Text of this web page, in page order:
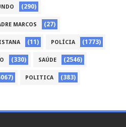
(290)
MARCOS (27)
(11) POLÍCIA (1773)
(330) SAÚDE (2546)
POLITICA (383)